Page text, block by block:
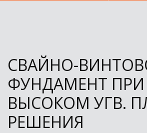
СВАЙНО-
ФУНДАМЕНТ ПРИ
ВЫСОКОМ УГВ.
РЕШЕНИЯ